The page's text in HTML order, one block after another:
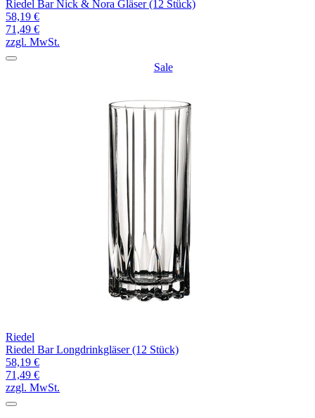
Riedel Bar Nick & Nora Gläser (12 Stück)
58,19 €
71,49 €
zzgl. MwSt.
Sale
Riedel
Riedel Bar Longdrinkgläser (12 Stück)
58,19 €
71,49 €
zzgl. MwSt.